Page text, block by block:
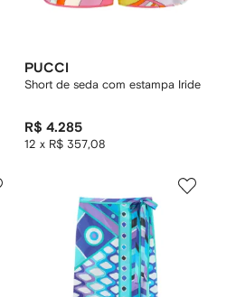
PUCCI
Short de seda com estampa Iride
R$ 4.285
12 x R$ 357,08